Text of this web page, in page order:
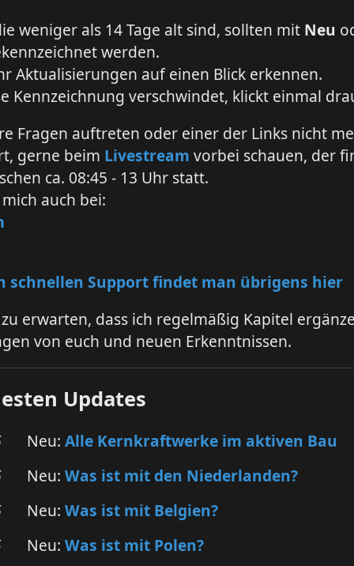
weniger als 14 Tage alt sind, sollten mit Neu
werden.
Aktualisierungen auf einen Blick erkennen.
Kennzeichnung verschwindet, klickt einmal
Fragen auftreten oder einer der Links nicht
gerne beim Livestream vorbei schauen, der
ca. 08:45 - 13 Uhr statt.
auch bei:
schnellen Support findet man übrigens hier
erwarten, dass ich regelmäßig Kapitel
von euch und neuen Erkenntnissen.
Updates
Neu: Alle Kernkraftwerke im aktiven Bau
Neu: Was ist mit den Niederlanden?
Neu: Was ist mit Belgien?
Neu: Was ist mit Polen?